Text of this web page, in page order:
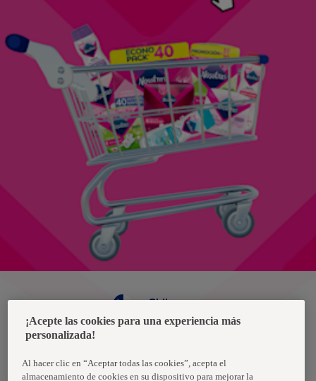
Términos y condiciones
Chile
¡Acepte las cookies para una experiencia más
personalizada!
Al hacer clic en “Aceptar todas las cookies”, acepta el
almacenamiento de cookies en su dispositivo para mejorar la